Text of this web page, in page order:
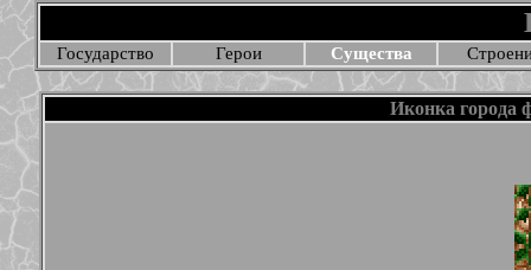
Государство Герои Существа
Иконка города